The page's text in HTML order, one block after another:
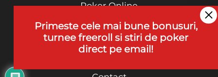
Poker Online
Termeni si Conditii
Joaca Poker
Primeste cele mai bune bonusuri,
turnee freeroll si stiri de poker
direct pe email!